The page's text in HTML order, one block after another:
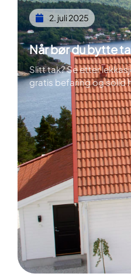
2. juli 2025
Når bør du bytte
Slitt tak? Se etter
gratis befaring og solid